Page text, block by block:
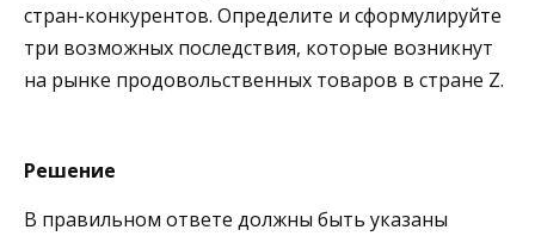
стран-конкурентов. Определите и сформулируйте
три возможных последствия, которые возникнут
на рынке продовольственных товаров в стране Z.
Решение
В правильном ответе должны быть указаны